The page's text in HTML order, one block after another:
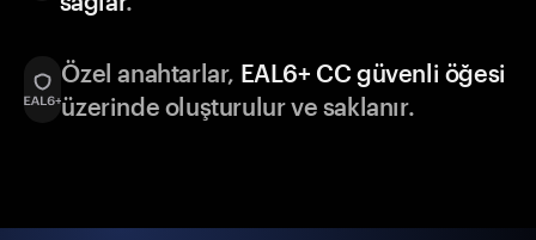
Özel anahtarlar, EAL6+ CC güvenli öğesi
üzerinde oluşturulur ve saklanır.